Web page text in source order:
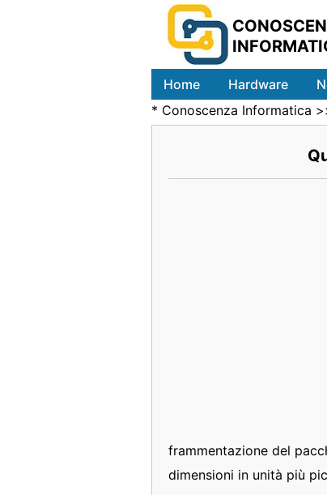
Home Hardware
* Conoscenza Informatica
frammentazione del
dimensioni in unità più